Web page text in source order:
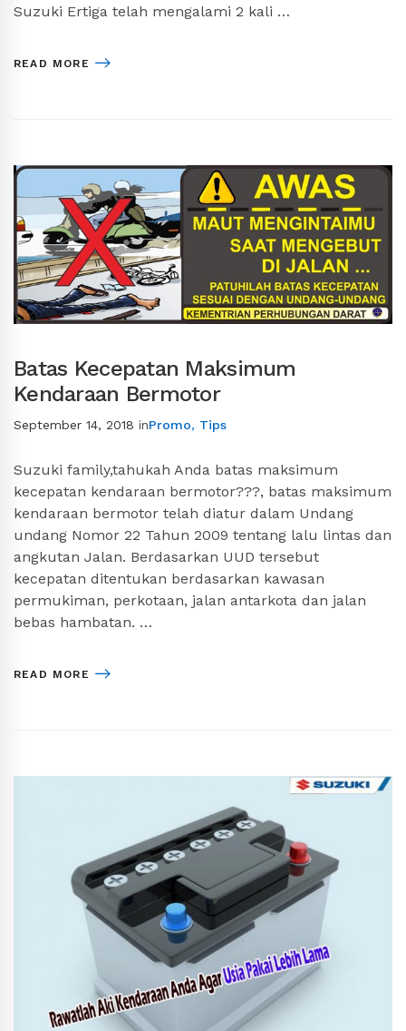
Suzuki Ertiga telah mengalami 2 kali …
READ MORE
Batas Kecepatan Maksimum
Kendaraan Bermotor
September 14, 2018 inPromo, Tips
Suzuki family,tahukah Anda batas maksimum
kecepatan kendaraan bermotor???, batas maksimum
kendaraan bermotor telah diatur dalam Undang
undang Nomor 22 Tahun 2009 tentang lalu lintas dan
angkutan Jalan. Berdasarkan UUD tersebut
kecepatan ditentukan berdasarkan kawasan
permukiman, perkotaan, jalan antarkota dan jalan
bebas hambatan. …
READ MORE